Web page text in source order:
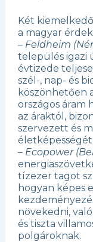
Két
a magyar
– Feldheim
település igazi
évtizede
szél-, nap- és
köszönhetően
országos áram
az áraktól,
szervezett és
életképességét.
– Ecopower
tízezer tagot
hogyan képes
növekedni,
és tiszta
polgároknak.